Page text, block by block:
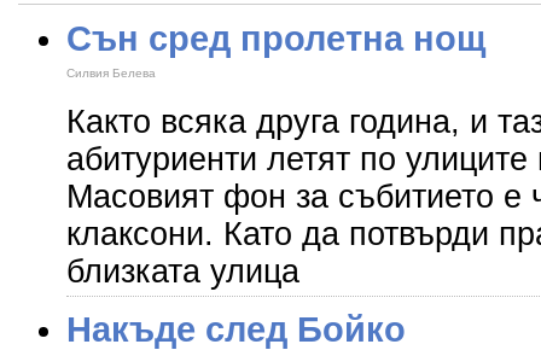
Сън сред пролетна нощ
Силвия Белева
Както всяка друга година, и
абитуриенти летят по
Масовият фон за събитието е
клаксони. Като да потвърди
близката улица
Накъде след Бойко